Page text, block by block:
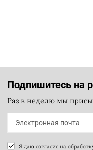
Подпишитесь на
Раз в неделю мы
Я даю согласие на